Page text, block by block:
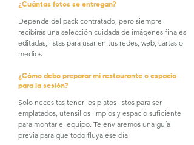
¿Cuántas fotos se entregan?
Depende del pack contratado, pero siempre
recibirás una selección cuidada de imágenes finales
editadas, listas para usar en tus redes, web, cartas o
medios.
¿Cómo debo preparar mi restaurante o espacio
para la sesión?
Solo necesitas tener los platos listos para ser
emplatados, utensilios limpios y espacio suficiente
para montar el equipo. Te enviaremos una guía
previa para que todo fluya ese día.